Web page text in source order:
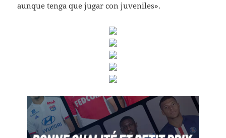
aunque tenga que jugar con juveniles».